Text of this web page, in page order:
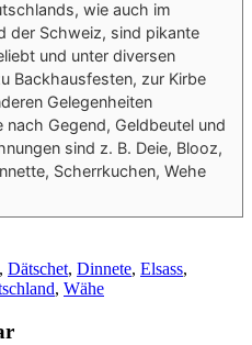
wie auch im
der Schweiz, sind pikante
und unter diversen
Backhausfesten, zur Kirbe
Gelegenheiten
nach Gegend, Geldbeutel und
sind z. B. Deie, Blooz,
Scherrkuchen, Wehe
, Dätschet, Dinnete, Elsass,
, Wähe